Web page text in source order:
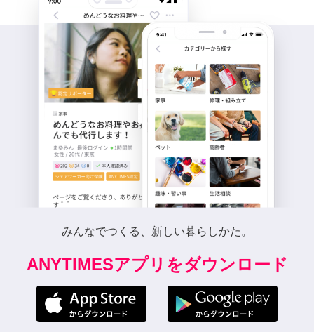
みんなでつくる、新しい暮らしかた。
ANYTIMESアプリをダウンロード